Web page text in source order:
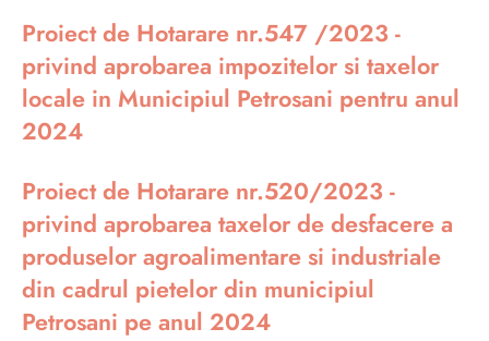
Proiect de Hotarare nr.547 /2023 -
privind aprobarea impozitelor si taxelor
locale in Municipiul Petrosani pentru anul
2024
Proiect de Hotarare nr.520/2023 -
privind aprobarea taxelor de desfacere a
produselor agroalimentare si industriale
din cadrul pietelor din municipiul
Petrosani pe anul 2024